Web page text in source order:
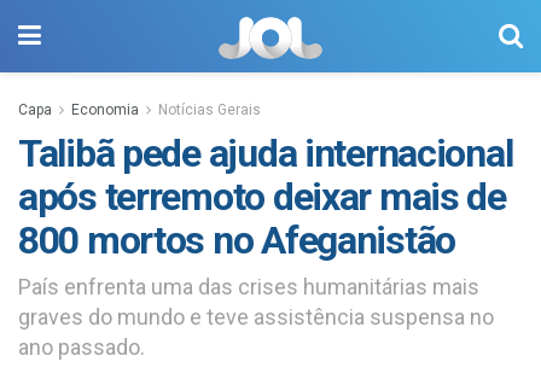
Capa Economia Notícias Gerais
Talibã pede ajuda internacional
após terremoto deixar mais de
800 mortos no Afeganistão
País enfrenta uma das crises humanitárias mais
graves do mundo e teve assistência suspensa no
ano passado.